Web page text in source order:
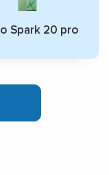
Spark 20 pro